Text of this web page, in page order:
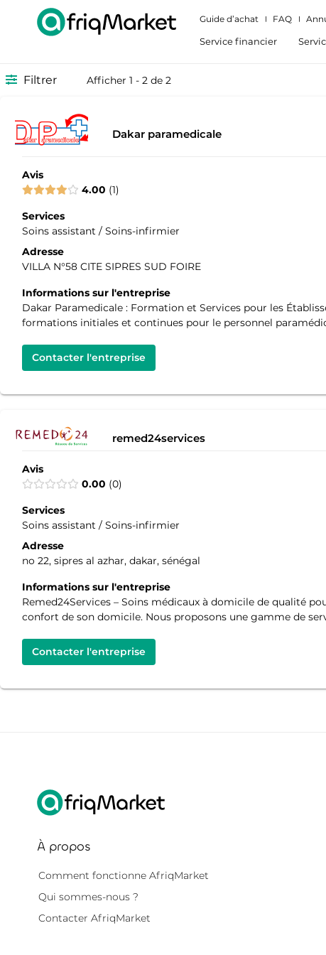
Guide d’achat FAQ
Service financier
Filtrer Afficher 1 - 2 de 2
Dakar paramedicale
Avis
4.00 1
Services
Soins assistant / Soins-infirmier
Adresse
VILLA N°58 CITE SIPRES SUD FOIRE
Informations sur l'entreprise
Dakar Paramedicale : Formation et Services pour les
formations initiales et continues pour le personnel
Contacter l'entreprise
remed24services
Avis
0.00 0
Services
Soins assistant / Soins-infirmier
Adresse
no 22, sipres al azhar, dakar, sénégal
Informations sur l'entreprise
Remed24Services – Soins médicaux à domicile de qualité
confort de son domicile. Nous proposons une gamme de
Contacter l'entreprise
À propos
Comment fonctionne AfriqMarket
Qui sommes-nous ?
Contacter AfriqMarket